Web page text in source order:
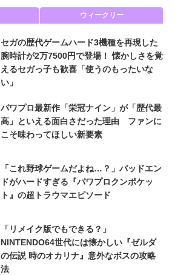
ウィークリー
セガの歴代ゲームハード3機種を再現した
腕時計が2万7500円で登場！ 懐かしさを覚
えるセガっ子も歓喜「使うのもったいな
い」
パワプロ最新作「栄冠ナイン」が「歴代最
高」といえる面白さだった理由 ファンに
こそ味わってほしい新要素
「これ野球ゲームだよね…？」バッドエン
ドがハードすぎる『パワプロクンポケッ
ト』の超トラウマエピソード
「リメイク版でもできる？」
NINTENDO64世代には懐かしい『ゼルダ
の伝説 時のオカリナ』意外なボスの攻略
法